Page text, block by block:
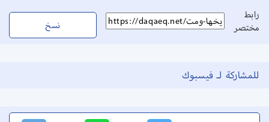
رابط
مختصر
نسخ
للمشاركة لـ فيسبوك